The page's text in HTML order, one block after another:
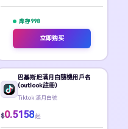
库存 998
立即购买
巴基斯坦滿月白隨機用戶名
(outlook註冊)
Tiktok 滿月白號
$0.5158 起